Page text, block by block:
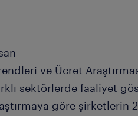
ve Ücret
sektörlerde faaliyet
göre şirketlerin